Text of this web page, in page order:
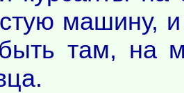
машину,
там, на